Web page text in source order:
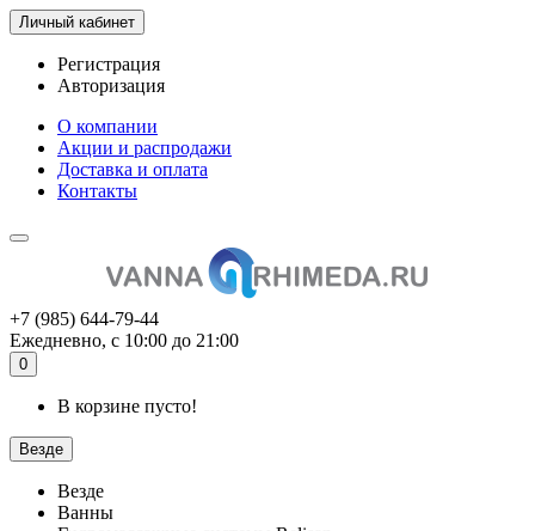
Личный кабинет
Регистрация
Авторизация
О компании
Акции и распродажи
Доставка и оплата
Контакты
+7 (985) 644-79-44
Ежедневно, с 10:00 до 21:00
0
В корзине пусто!
Везде
Везде
Ванны